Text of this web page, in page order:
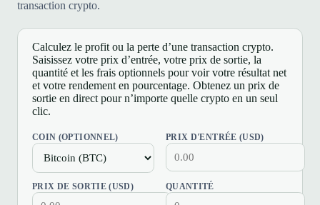
transaction crypto.
Calculez le profit ou la perte d’une transaction crypto.
Saisissez votre prix d’entrée, votre prix de sortie, la
quantité et les frais optionnels pour voir votre résultat net
et votre rendement en pourcentage. Obtenez un prix de
sortie en direct pour n’importe quelle crypto en un seul
clic.
COIN (OPTIONNEL) PRIX D'ENTRÉE (USD)
PRIX DE SORTIE (USD) QUANTITÉ